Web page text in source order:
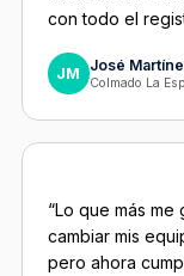
con todo el
JM José
Colmado La
“Lo que más
cambiar mis
pero ahora